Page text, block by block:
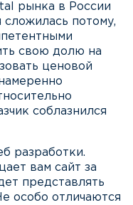
рынка в России
сложилась потому,
свою долю на
ценовой
соблазнился
разработки.
вам сайт за
представлять
особо отличаются